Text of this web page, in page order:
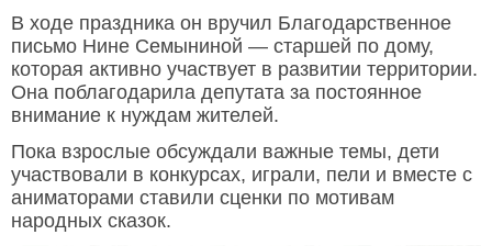
В ходе праздника он вручил Благодарственное
письмо Нине Семыниной — старшей по дому,
которая активно участвует в развитии территории.
Она поблагодарила депутата за постоянное
внимание к нуждам жителей.
Пока взрослые обсуждали важные темы, дети
участвовали в конкурсах, играли, пели и вместе с
аниматорами ставили сценки по мотивам
народных сказок.